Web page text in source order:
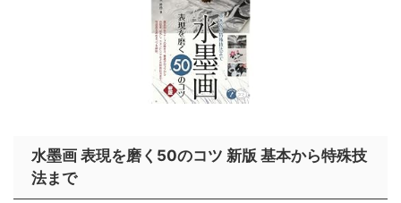
水墨画 表現を磨く50のコツ 新版 基本から特殊技
法まで